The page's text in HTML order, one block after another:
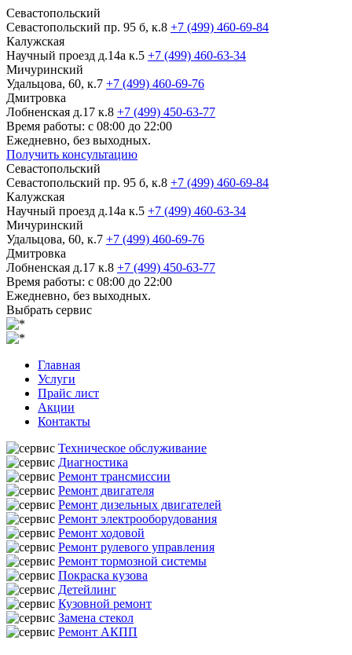
Севастопольский
Севастопольский пр. 95 б, к.8 +7 (499) 460-69-84
Калужская
Научный проезд д.14а к.5 +7 (499) 460-63-34
Мичуринский
Удальцова, 60, к.7 +7 (499) 460-69-76
Дмитровка
Лобненская д.17 к.8 +7 (499) 450-63-77
Время работы: с 08:00 до 22:00
Ежедневно, без выходных.
Получить консультацию
Севастопольский
Севастопольский пр. 95 б, к.8 +7 (499) 460-69-84
Калужская
Научный проезд д.14а к.5 +7 (499) 460-63-34
Мичуринский
Удальцова, 60, к.7 +7 (499) 460-69-76
Дмитровка
Лобненская д.17 к.8 +7 (499) 450-63-77
Время работы: с 08:00 до 22:00
Ежедневно, без выходных.
Выбрать сервис
Главная
Услуги
Прайс лист
Акции
Контакты
Техническое обслуживание
Диагностика
Ремонт трансмиссии
Ремонт двигателя
Ремонт дизельных двигателей
Ремонт электрооборудования
Ремонт ходовой
Ремонт рулевого управления
Ремонт тормозной системы
Покраска кузова
Детейлинг
Кузовной ремонт
Замена стекол
Ремонт АКПП